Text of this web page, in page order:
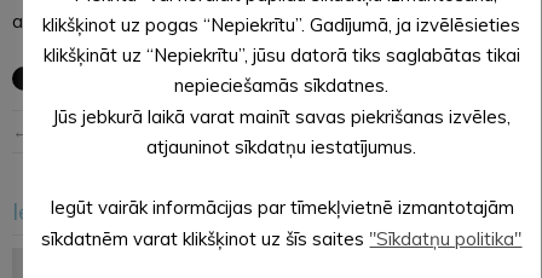
ar izpildi svētdienās.
← Iepriekšējā ziņa Nākošā ziņa →
Iesakām arī šo < >
klikšķinot uz pogas “Nepiekrītu”. Gadījumā, ja izvēlēsieties
klikšķināt uz “Nepiekrītu”, jūsu datorā tiks saglabātas tikai
nepieciešamās sīkdatnes.
Jūs jebkurā laikā varat mainīt savas piekrišanas izvēles,
atjauninot sīkdatņu iestatījumus.
Iegūt vairāk informācijas par tīmekļvietnē izmantotajām
sīkdatnēm varat klikšķinot uz šīs saites "Sīkdatņu politika"